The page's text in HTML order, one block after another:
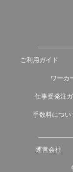
ご利用ガイド
ワーカ
仕事受発注
手数料につい
運営会社